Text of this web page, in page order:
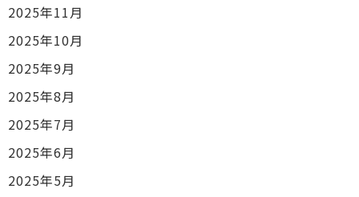
2025年11月
2025年10月
2025年9月
2025年8月
2025年7月
2025年6月
2025年5月